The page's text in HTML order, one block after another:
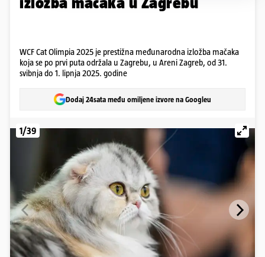
WCF Cat Olimpia 2025 je prestižna međunarodna izložba mačaka
koja se po prvi puta održala u Zagrebu, u Areni Zagreb, od 31.
svibnja do 1. lipnja 2025. godine
Dodaj 24sata među omiljene izvore na Googleu
1/39